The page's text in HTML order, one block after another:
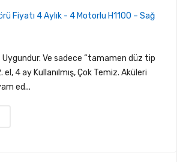
Fiyatı 4 Aylık - 4 Motorlu H1100 – Sağ
Uygundur. Ve sadece “tamamen düz tip
4 ay Kullanılmış, Çok Temiz. Aküleri
ed...